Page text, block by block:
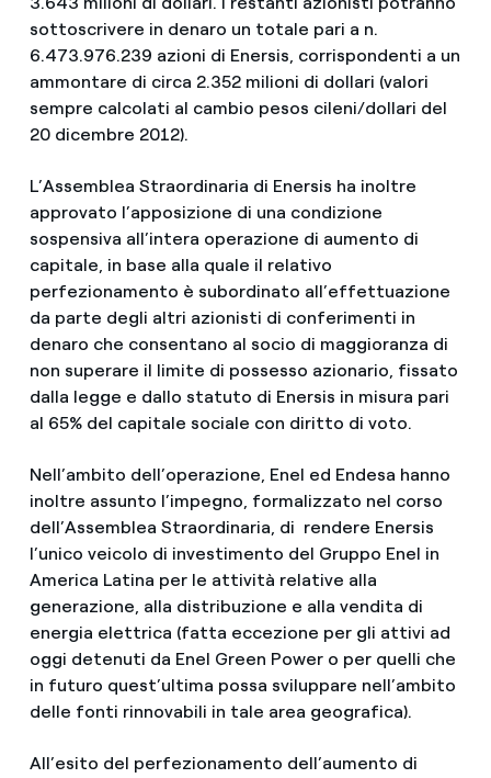
sottoscrivere in denaro un totale pari a n.
6.473.976.239 azioni di Enersis, corrispondenti a un
ammontare di circa 2.352 milioni di dollari (valori
sempre calcolati al cambio pesos cileni/dollari del
20 dicembre 2012).
L’Assemblea Straordinaria di Enersis ha inoltre
approvato l’apposizione di una condizione
sospensiva all’intera operazione di aumento di
capitale, in base alla quale il relativo
perfezionamento è subordinato all’effettuazione
da parte degli altri azionisti di conferimenti in
denaro che consentano al socio di maggioranza di
non superare il limite di possesso azionario, fissato
dalla legge e dallo statuto di Enersis in misura pari
al 65% del capitale sociale con diritto di voto.
Nell’ambito dell’operazione, Enel ed Endesa hanno
inoltre assunto l’impegno, formalizzato nel corso
dell’Assemblea Straordinaria, di rendere Enersis
l’unico veicolo di investimento del Gruppo Enel in
America Latina per le attività relative alla
generazione, alla distribuzione e alla vendita di
energia elettrica (fatta eccezione per gli attivi ad
oggi detenuti da Enel Green Power o per quelli che
in futuro quest’ultima possa sviluppare nell’ambito
delle fonti rinnovabili in tale area geografica).
All’esito del perfezionamento dell’aumento di